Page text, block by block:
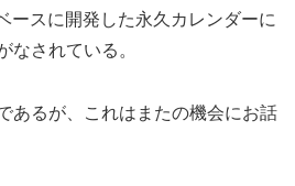
ースに開発した永久カレンダーに
なされている。
あるが、これはまたの機会にお話